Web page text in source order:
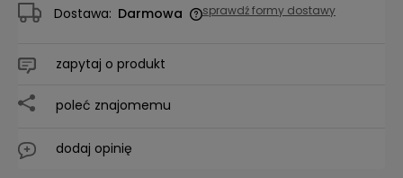
Dostawa: Darmowa sprawdź formy dostawy
zapytaj o produkt
poleć znajomemu
dodaj opinię